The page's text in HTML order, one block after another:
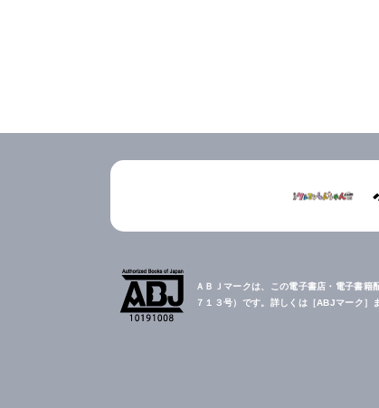
ＡＢＪマークは、この電子書店・電子書籍
７１３号）です。詳しくは［ABJマーク］